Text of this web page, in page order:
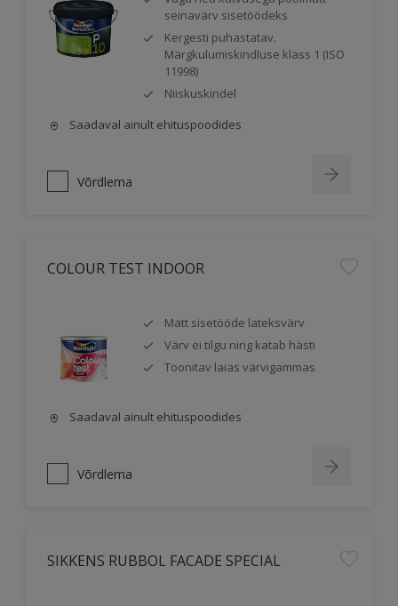
seinavärv sisetöödeks
Kergesti puhastatav.
Märgkulumiskindluse klass 1 (ISO
11998)
Niiskuskindel
Saadaval ainult ehituspoodides
Võrdlema
COLOUR TEST INDOOR
Matt sisetööde lateksvärv
Värv ei tilgu ning katab hästi
Toonitav laias värvigammas
Saadaval ainult ehituspoodides
Võrdlema
SIKKENS RUBBOL FACADE SPECIAL